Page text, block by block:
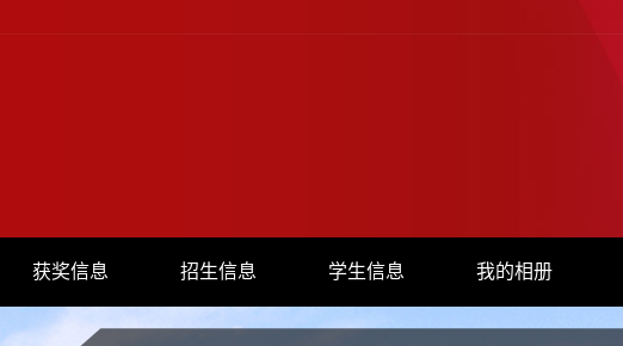
获奖信息 招生信息 学生信息 我的相册